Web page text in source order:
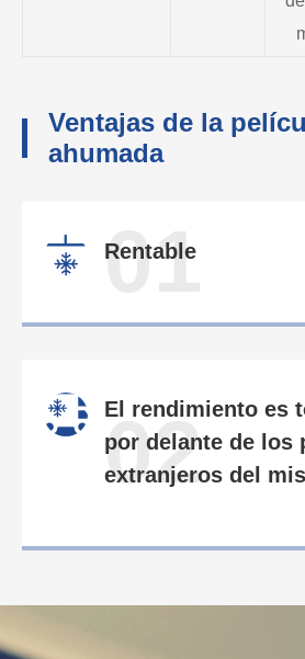
Ventajas de la
ahumada
Rentable
01
El rendimiento es
por delante de los
extranjeros del
02